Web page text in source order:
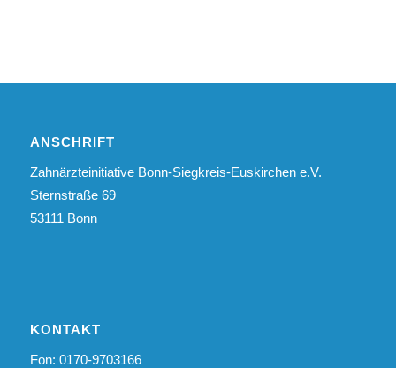
ANSCHRIFT
Zahnärzteinitiative Bonn-Siegkreis-Euskirchen e.V.
Sternstraße 69
53111 Bonn
KONTAKT
Fon: 0170-9703166